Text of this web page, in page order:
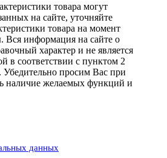
товара могут
на сайте, уточняйте
товара на момент
Вся информация на сайте о
характер и не является
в соответствии с пунктом 2
просим Вас при
наличие желаемых функций и
данных